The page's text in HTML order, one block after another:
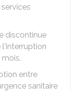
discontinue
l'interruption
entre
sanitaire